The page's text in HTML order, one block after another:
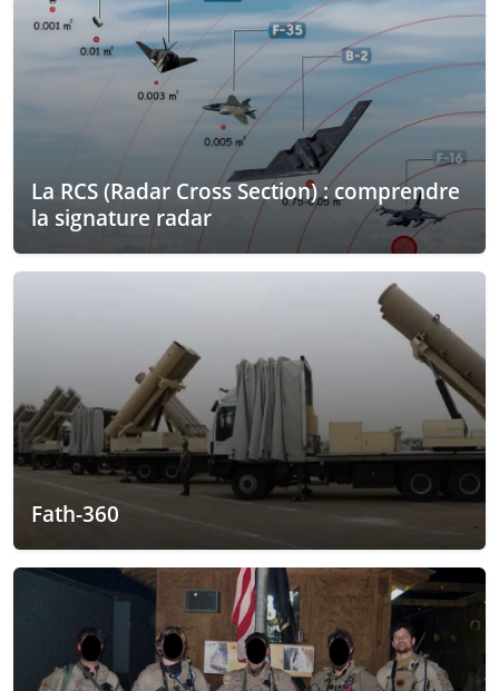
La RCS (Radar Cross Section) : comprendre
la signature radar
Fath-360